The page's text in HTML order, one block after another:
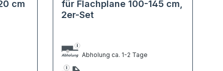
cm
für Flachplane 100-145 cm,
2er-Set
Abholung ca. 1-2 Tage